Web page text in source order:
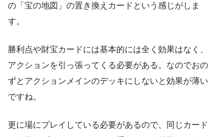
の「宝の地図」の置き換えカードという感じがしま
す。
勝利点や財宝カードには基本的には全く効果はなく、
アクションを引っ張ってくる必要がある。なのでおの
ずとアクションメインのデッキにしないと効果が薄い
ですね。
更に場にプレイしている必要があるので、同じカード